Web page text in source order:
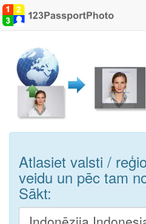
Atlasiet valsti /
veidu un pēc tam
Sākt: